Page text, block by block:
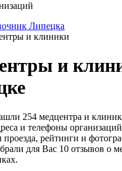
Липецка
и клиники
и
254 медцентра и
и телефоны
проезда, рейтинги и
для Вас 10 отзывов о